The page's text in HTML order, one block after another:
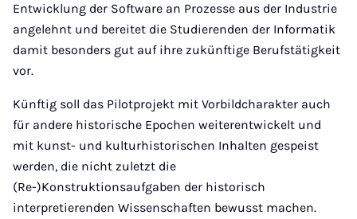
Entwicklung der Software an Prozesse aus der Industrie
angelehnt und bereitet die Studierenden der Informatik
damit besonders gut auf ihre zukünftige Berufstätigkeit
vor.
Künftig soll das Pilotprojekt mit Vorbildcharakter auch
für andere historische Epochen weiterentwickelt und
mit kunst- und kulturhistorischen Inhalten gespeist
werden, die nicht zuletzt die
(Re-)Konstruktionsaufgaben der historisch
interpretierenden Wissenschaften bewusst machen.